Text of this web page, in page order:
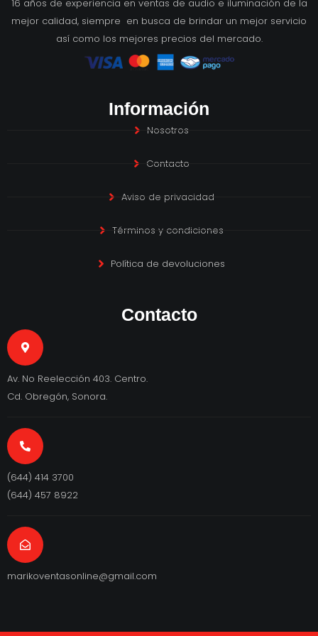
16 años de experiencia en ventas de audio e iluminación de la
mejor calidad, siempre en busca de brindar un mejor servicio
así como los mejores precios del mercado.
Información
Nosotros
Contacto
Aviso de privacidad
Términos y condiciones
Política de devoluciones
Contacto
Av. No Reelección 403. Centro.
Cd. Obregón, Sonora.
(644) 414 3700
(644) 457 8922
marikoventasonline@gmail.com